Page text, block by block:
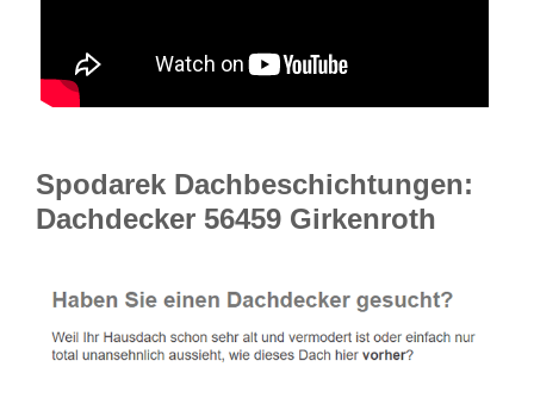
Spodarek Dachbeschichtungen:
Dachdecker 56459 Girkenroth